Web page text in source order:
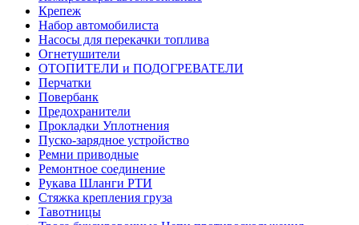
Крепеж
Набор автомобилиста
Насосы для перекачки топлива
Огнетушители
ОТОПИТЕЛИ и ПОДОГРЕВАТЕЛИ
Перчатки
Повербанк
Предохранители
Прокладки Уплотнения
Пуско-зарядное устройство
Ремни приводные
Ремонтное соединение
Рукава Шланги РТИ
Стяжка крепления груза
Тавотницы